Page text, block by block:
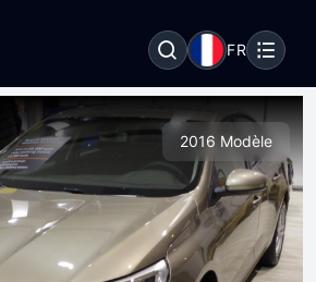
FR
2016 Modèle